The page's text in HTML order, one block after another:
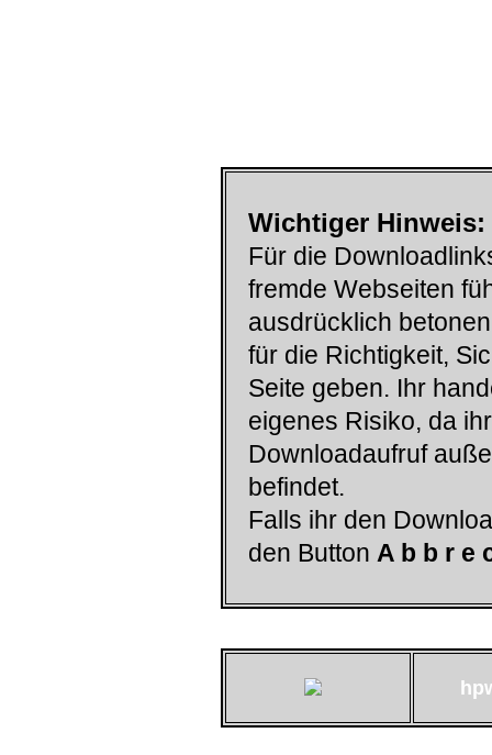
Wichtiger Hinweis:
Für die
fremde Webseiten
ausdrücklich
für die Richtigkeit,
Seite geben. Ihr
eigenes Risiko, da
Downloadaufruf
befindet.
Falls ihr den
den Button A b b r e